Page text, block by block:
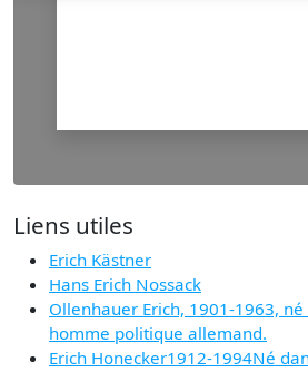
Liens utiles
Erich Kästner
Hans Erich Nossack
Ollenhauer Erich, 1901-1963,
homme politique allemand.
Erich Honecker1912-1994Né